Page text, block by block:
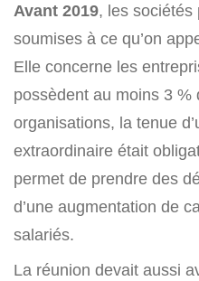
Avant 2019, les sociétés
soumises à ce qu’on
Elle concerne les
possèdent au moins 3
organisations, la tenue
extraordinaire était
permet de prendre des
d’une augmentation de
salariés.
La réunion devait aussi